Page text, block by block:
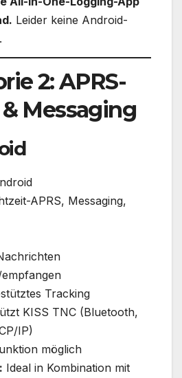
Leider keine Android-
2: APRS-
Messaging
APRS, Messaging,
Tracking
KISS TNC (Bluetooth,
IP)
möglich
Ideal in Kombination mit